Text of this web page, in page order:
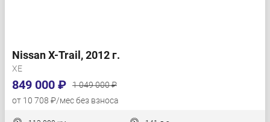
Nissan X-Trail, 2012 г.
XE
849 000 ₽
1 049 000 ₽
от 10 708 ₽/мес без взноса